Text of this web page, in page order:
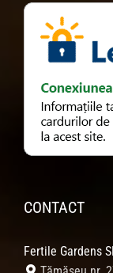
CONTACT
Fertile Gardens